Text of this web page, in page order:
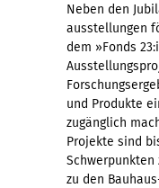
Neben den
ausstellungen
dem »Fonds
und Produkte
zugänglich
Projekte sind
Schwerpunkten
zu den